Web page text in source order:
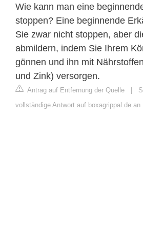
Wie kann man eine
stoppen? Eine beginnende
Sie zwar nicht stoppen, aber
abmildern, indem Sie Ihrem
gönnen und ihn mit
und Zink) versorgen.
Antrag auf Entfernung der Quelle
vollständige Antwort auf boxagrippal.de an